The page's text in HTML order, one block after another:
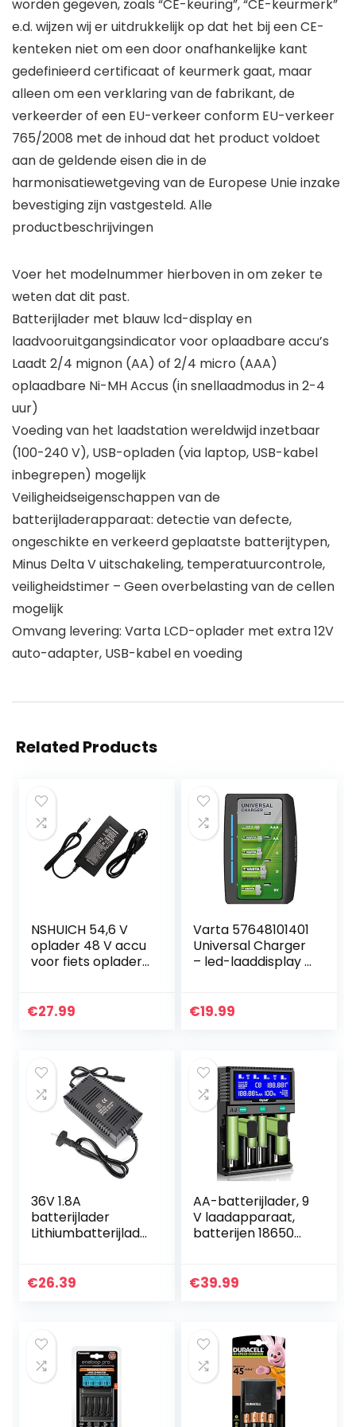
worden gegeven, zoals “CE-keuring”, “CE-keurmerk”
e.d. wijzen wij er uitdrukkelijk op dat het bij een CE-
kenteken niet om een door onafhankelijke kant
gedefinieerd certificaat of keurmerk gaat, maar
alleen om een verklaring van de fabrikant, de
verkeerder of een EU-verkeer conform EU-verkeer
765/2008 met de inhoud dat het product voldoet
aan de geldende eisen die in de
harmonisatiewetgeving van de Europese Unie inzake
bevestiging zijn vastgesteld. Alle
productbeschrijvingen
Voer het modelnummer hierboven in om zeker te
weten dat dit past.
Batterijlader met blauw lcd-display en
laadvooruitgangsindicator voor oplaadbare accu’s
Laadt 2/4 mignon (AA) of 2/4 micro (AAA)
oplaadbare Ni-MH Accus (in snellaadmodus in 2-4
uur)
Voeding van het laadstation wereldwijd inzetbaar
(100-240 V), USB-opladen (via laptop, USB-kabel
inbegrepen) mogelijk
Veiligheidseigenschappen van de
batterijladerapparaat: detectie van defecte,
ongeschikte en verkeerd geplaatste batterijtypen,
Minus Delta V uitschakeling, temperatuurcontrole,
veiligheidstimer – Geen overbelasting van de cellen
mogelijk
Omvang levering: Varta LCD-oplader met extra 12V
auto-adapter, USB-kabel en voeding
Related Products
NSHUICH 54,6 V
oplader 48 V accu
voor fiets oplader
1,5 A VCA Li-Ion
€27.99
Varta 57648101401
Universal Charger
– led-laaddisplay –
VARTA design –
€19.99
36V 1.8A
batterijlader
Lithiumbatterijlade
elektrische fiets
€26.39
AA-batterijlader, 9
V laadapparaat,
batterijen 18650
snellader voor
€39.99